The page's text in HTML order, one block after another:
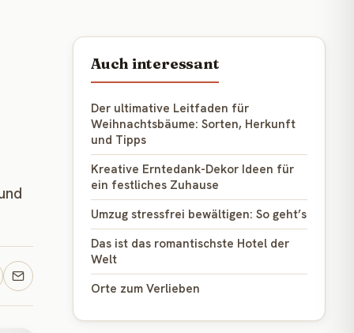
Auch interessant
Der ultimative Leitfaden für
Weihnachtsbäume: Sorten, Herkunft
und Tipps
Kreative Erntedank-Dekor Ideen für
ein festliches Zuhause
Umzug stressfrei bewältigen: So geht’s
Das ist das romantischste Hotel der
Welt
Orte zum Verlieben